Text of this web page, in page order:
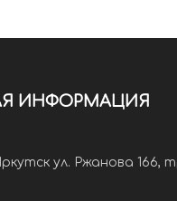
ИНФОРМАЦИЯ
ул. Ржанова 166,